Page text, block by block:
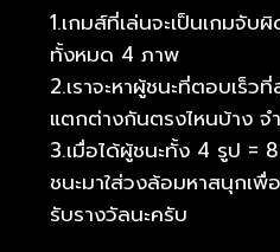
1.เกมส์ที่เล่นจะเป็นเกมจั
ทั้งหมด 4 ภาพ
2.เราจะหาผู้ชนะที่ตอบเร็ว
แตกต่างกันตรงไหนบ้าง
3.เมื่อได้ผู้ชนะทั้ง 4 รูป =
ชนะมาใส่วงล้อมหาสนุกเพื่
รับรางวัลนะครับ